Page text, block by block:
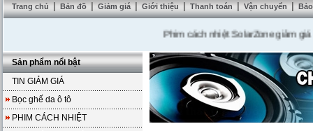
Trang chủ | Bản đồ | Giảm giá | Giới thiệu | Thanh toán | Vận chuyển |
Phim cách nhiệt SolarZone giảm giá 10%
Sản phẩm nổi bật
TIN GIẢM GIÁ
Bọc ghế da ô tô
PHIM CÁCH NHIỆT